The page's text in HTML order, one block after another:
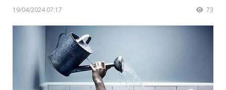
19/04/2024 07:17 73